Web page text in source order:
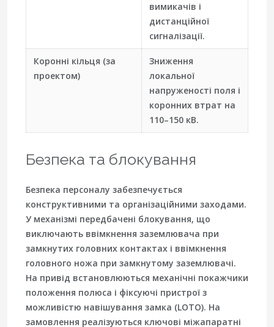
вимикачів і
дистанційної
сигналізації.
Коронні кільця (за
проектом)
Зниження
локальної
напруженості поля і
коронних втрат на
110–150 кВ.
Безпека та блокування
Безпека персоналу забезпечується
конструктивними та організаційними заходами.
У механізмі передбачені блокування, що
виключають ввімкнення заземлювача при
замкнутих головних контактах і ввімкнення
головного ножа при замкнутому заземлювачі.
На привід встановлюються механічні покажчики
положення полюса і фіксуючі пристрої з
можливістю навішування замка (LOTO). На
замовлення реалізуються ключові міжапаратні